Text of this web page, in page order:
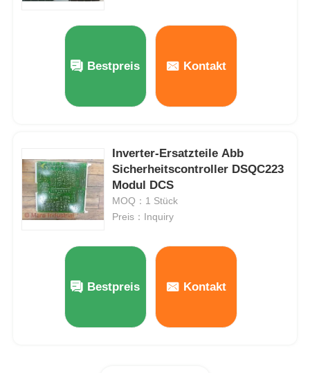
Bently Nevada-Modul
Prosoft-Kommunikationsmodul
Honeywell DCS-Controller
Emerson-DCS-Steuerung
Bestpreis Kontakt
Inverter-Ersatzteile Abb
Sicherheitscontroller DSQC223
Modul DCS
MOQ：1 Stück
Preis：Inquiry
Bestpreis Kontakt